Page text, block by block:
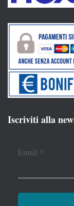
Iscriviti alla
Email *